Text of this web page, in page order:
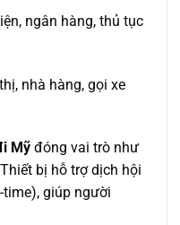
ngân hàng, thủ tục
nhà hàng, gọi xe
Mỹ đóng vai trò như
bị hỗ trợ dịch hội
giúp người